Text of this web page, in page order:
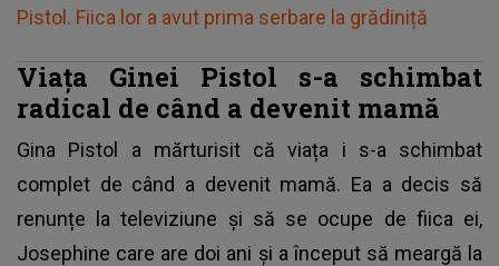
Pistol. Fiica lor a avut prima serbare la grădiniță
Viața Ginei Pistol s-a schimbat
radical de când a devenit mamă
Gina Pistol a mărturisit că viața i s-a schimbat
complet de când a devenit mamă. Ea a decis să
renunțe la televiziune și să se ocupe de fiica ei,
Josephine care are doi ani și a început să meargă la